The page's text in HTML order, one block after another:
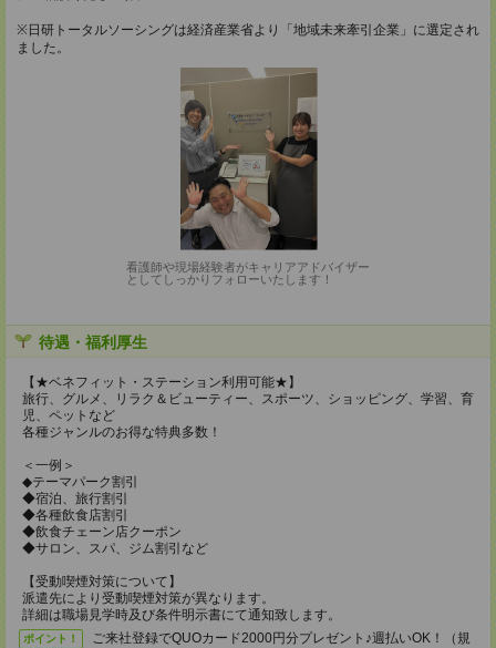
※日研トータルソーシングは経済産業省より「地域未来牽引企業」に選定され
ました。
看護師や現場経験者がキャリアアドバイザー
としてしっかりフォローいたします！
待遇・福利厚生
【★ベネフィット・ステーション利用可能★】
旅行、グルメ、リラク＆ビューティー、スポーツ、ショッピング、学習、育
児、ペットなど
各種ジャンルのお得な特典多数！
＜一例＞
◆テーマパーク割引
◆宿泊、旅行割引
◆各種飲食店割引
◆飲食チェーン店クーポン
◆サロン、スパ、ジム割引など
【受動喫煙対策について】
派遣先により受動喫煙対策が異なります。
詳細は職場見学時及び条件明示書にて通知致します。
ポイント！
ご来社登録でQUOカード2000円分プレゼント♪週払いOK！（規